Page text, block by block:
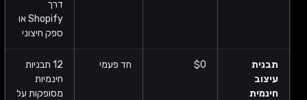
דרך
Shopify או
ספק חיצוני
תבנית
עיצוב
חינמית
$0 חד פעמי
12 תבניות
חינמיות
מסופקות על